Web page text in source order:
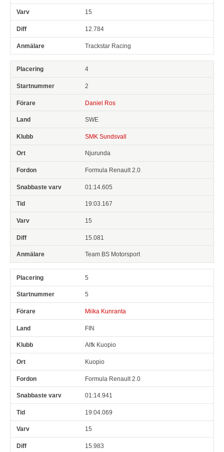
15
12.784
Trackstar Racing
4
2
Daniel Ros
SWE
SMK Sundsvall
Njurunda
Formula Renault 2.0
01:14.605
19:03.167
15
15.081
Team BS Motorsport
5
5
Miika Kunranta
FIN
Alfk Kuopio
Kuopio
Formula Renault 2.0
01:14.941
19:04.069
15
15.983